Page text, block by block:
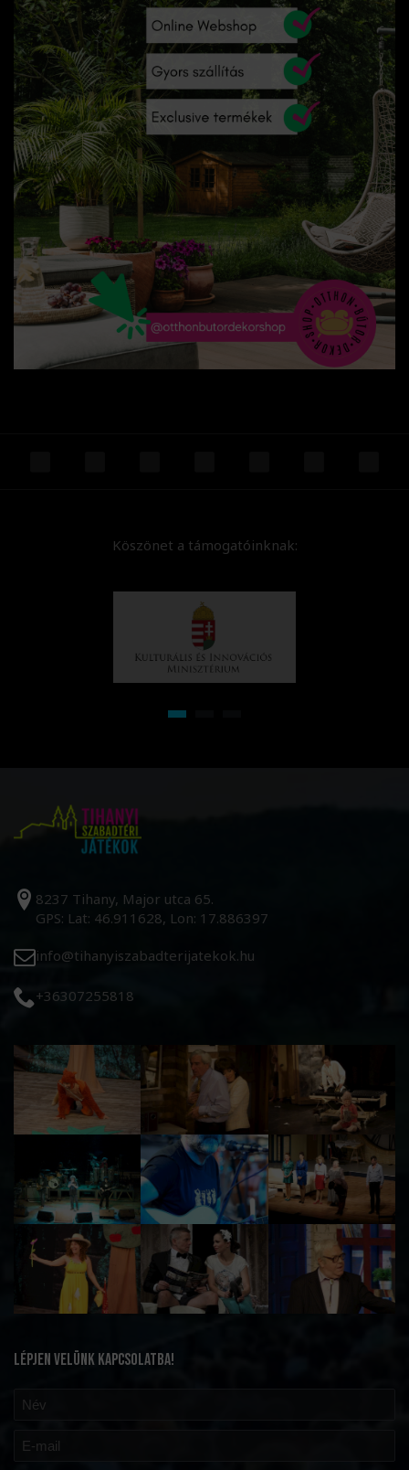
Köszönet a támogatóinknak:
8237 Tihany, Major utca 65.
GPS: Lat: 46.911628, Lon: 17.886397
info@tihanyiszabadterijatekok.hu
+36307255818
LÉPJEN VELÜNK KAPCSOLATBA!